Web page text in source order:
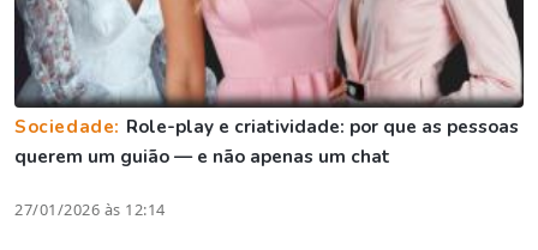
Sociedade: Role-play e criatividade: por que as pessoas
querem um guião — e não apenas um chat
27/01/2026 às 12:14